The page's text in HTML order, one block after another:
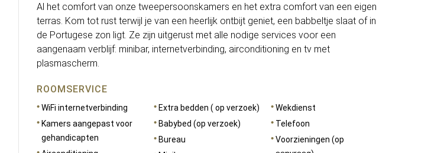
Al het comfort van onze tweepersoonskamers en het extra comfort van een eigen
terras. Kom tot rust terwijl je van een heerlijk ontbijt geniet, een babbeltje slaat of in
de Portugese zon ligt. Ze zijn uitgerust met alle nodige services voor een
aangenaam verblijf: minibar, internetverbinding, airconditioning en tv met
plasmascherm.
ROOMSERVICE
WiFi internetverbinding
Kamers aangepast voor
gehandicapten
Extra bedden ( op verzoek)
Babybed (op verzoek)
Bureau
Wekdienst
Telefoon
Voorzieningen (op